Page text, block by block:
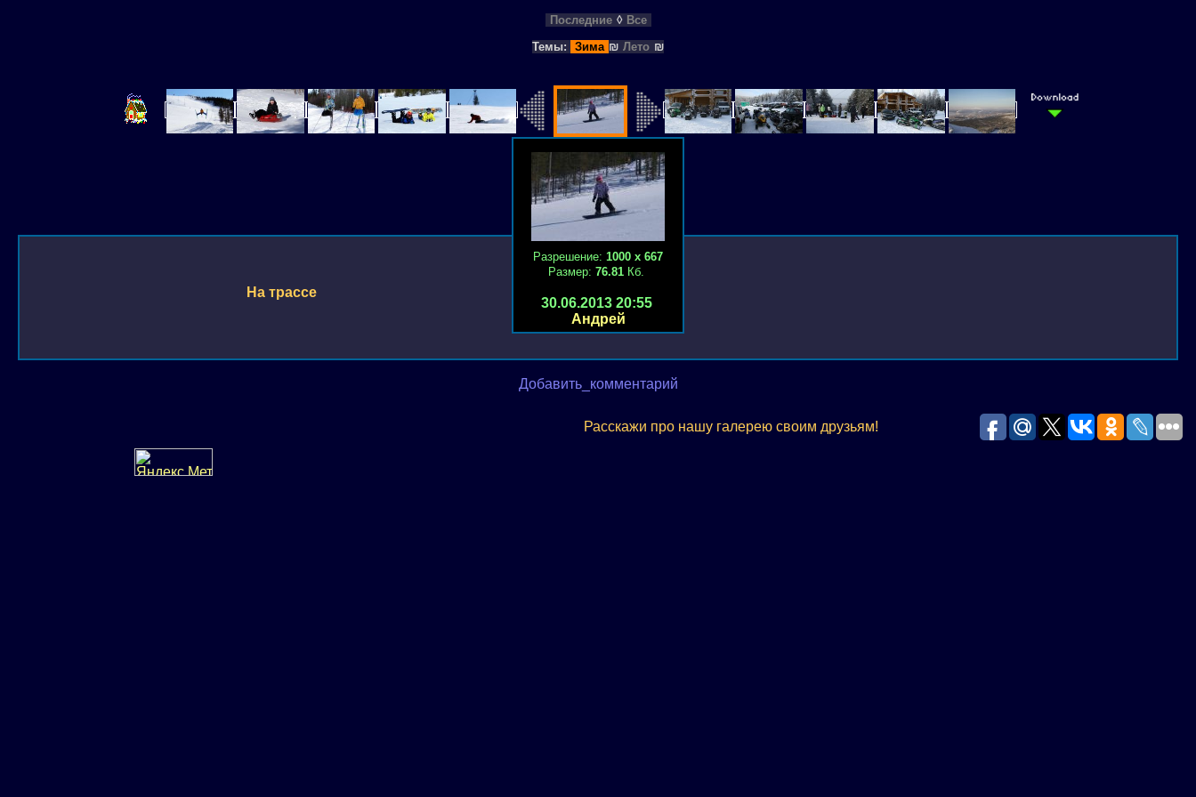
Последние ◊ Все
Темы:
Зима ₪ Лето ₪
Разрешение: 1000 х 667
Размер: 76.81 Кб.
30.06.2013 20:55
Андрей
На трассе
Добавить_комментарий
Расскажи про нашу галерею своим друзьям!